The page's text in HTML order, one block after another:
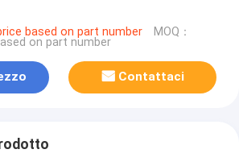
based on part number MOQ：
on part number
Contattaci